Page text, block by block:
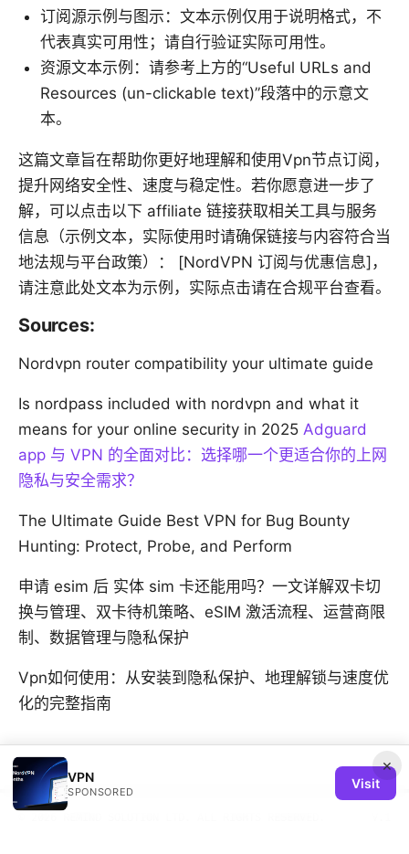
订阅源示例与图示：文本示例仅用于说明格式，不
代表真实可用性；请自行验证实际可用性。
资源文本示例：请参考上方的“Useful URLs and
Resources (un-clickable text)”段落中的示意文
本。
这篇文章旨在帮助你更好地理解和使用Vpn节点订阅，
提升网络安全性、速度与稳定性。若你愿意进一步了
解，可以点击以下 affiliate 链接获取相关工具与服务
信息（示例文本，实际使用时请确保链接与内容符合当
地法规与平台政策）： [NordVPN 订阅与优惠信息]，
请注意此处文本为示例，实际点击请在合规平台查看。
Sources:
Nordvpn router compatibility your ultimate guide
Is nordpass included with nordvpn and what it
means for your online security in 2025 Adguard
app 与 VPN 的全面对比：选择哪一个更适合你的上网
隐私与安全需求？
The Ultimate Guide Best VPN for Bug Bounty
Hunting: Protect, Probe, and Perform
申请 esim 后 实体 sim 卡还能用吗？一文详解双卡切
换与管理、双卡待机策略、eSIM 激活流程、运营商限
制、数据管理与隐私保护
Vpn如何使用：从安装到隐私保护、地理解锁与速度优
化的完整指南
×
VPN
SPONSORED
Visit